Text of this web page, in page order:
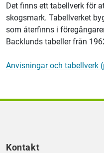
Det finns ett tabellverk för
skogsmark. Tabellverket
som återfinns i
Backlunds tabeller från
Anvisningar och tabellverk
Kontakt